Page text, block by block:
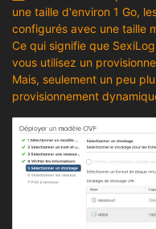
une taille d'environ 1 Go,
configurés avec une taille
Ce qui signifie que
vous utilisez un
Mais, seulement un peu
provisionnement